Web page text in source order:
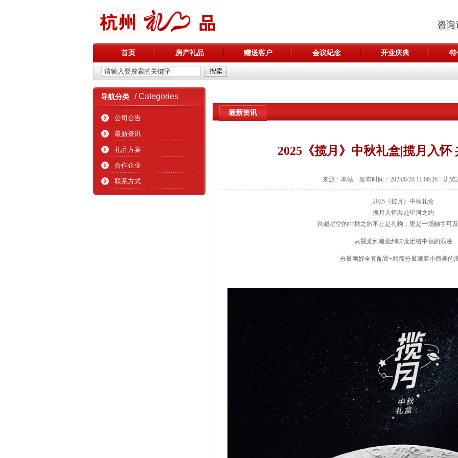
首页 房产礼品 赠送客户 会议纪念 开业庆典 特
导航分类 / Categories
公司公告
最新资讯
礼品方案
合作企业
联系方式
最新资讯
2025《揽月》中秋礼盒|揽月入怀
来源：本站 发布时间：2025/8/20 11:06:26 浏览
2025《揽月》中秋礼盒
揽月入怀共赴星河之约
跨越星空的中秋之旅不止是礼物，更是一场触手可
从视觉到嗅觉到味觉定格中秋的浪漫
分量刚好全套配置+精简分量藏着小而美的